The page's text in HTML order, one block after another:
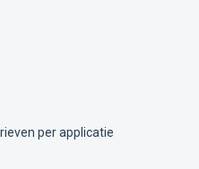
per applicatie